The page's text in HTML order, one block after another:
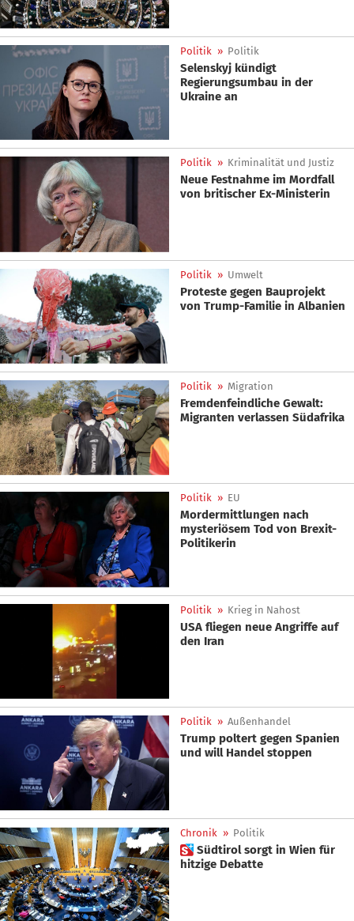
Politik » Politik
Selenskyj kündigt
Regierungsumbau in der
Ukraine an
Politik » Kriminalität und Justiz
Neue Festnahme im Mordfall
von britischer Ex-Ministerin
Politik » Umwelt
Proteste gegen Bauprojekt
von Trump-Familie in Albanien
Politik » Migration
Fremdenfeindliche Gewalt:
Migranten verlassen Südafrika
Politik » EU
Mordermittlungen nach
mysteriösem Tod von Brexit-
Politikerin
Politik » Krieg in Nahost
USA fliegen neue Angriffe auf
den Iran
Politik » Außenhandel
Trump poltert gegen Spanien
und will Handel stoppen
Chronik » Politik
 Südtirol sorgt in Wien für
hitzige Debatte